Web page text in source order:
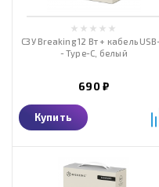
СЗУ Breaking 12 Вт + кабель
- Type-C, белый
690 ₽
Купить